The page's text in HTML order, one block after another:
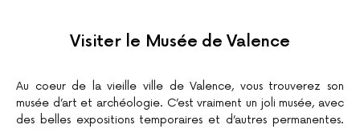
Visiter le Musée de Valence
Au coeur de la vieille ville de Valence, vous trouverez son
musée d’art et archéologie. C’est vraiment un joli musée, avec
des belles expositions temporaires et d’autres permanentes.